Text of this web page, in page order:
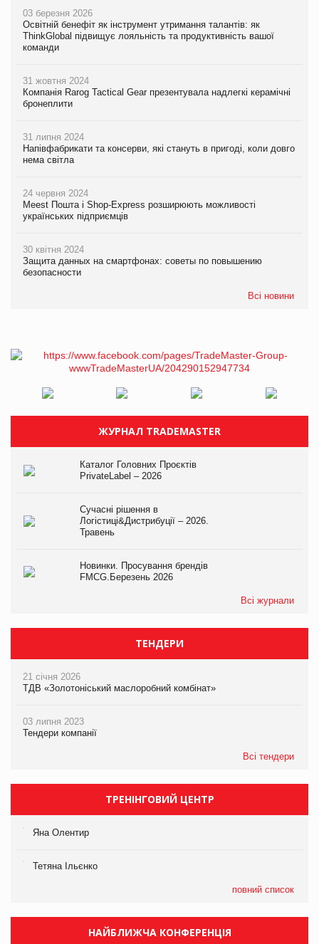
03 березня 2026
Освітній бенефіт як інструмент утримання талантів: як
ThinkGlobal підвищує лояльність та продуктивність вашої
команди
31 жовтня 2024
Компанія Rarog Tactical Gear презентувала надлегкі керамічні
бронеплити
31 липня 2024
Напівфабрикати та консерви, які стануть в пригоді, коли довго
нема світла
24 червня 2024
Meest Пошта і Shop-Express розширюють можливості
українських підприємців
30 квітня 2024
Защита данных на смартфонах: советы по повышению
безопасности
Всі новини
ЖУРНАЛ TRADEMASTER
Каталог Головних Проєктів
PrivateLabel – 2026
Сучасні рішення в
Логістиці&Дистрибуції – 2026.
Травень
Новинки. Просування брендів
FMCG.Березень 2026
Всі журнали
ТЕНДЕРИ
21 січня 2026
ТДВ «Золотоніський маслоробний комбінат»
03 липня 2023
Тендери компанії
Всі тендери
ТРЕНІНГОВИЙ ЦЕНТР
Яна Олентир
Тетяна Ільєнко
повний список
НАЙБЛИЖЧА КОНФЕРЕНЦІЯ